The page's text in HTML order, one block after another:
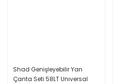
Shad Genişleyebilir Yan
Çanta Seti 58LT Unıversal